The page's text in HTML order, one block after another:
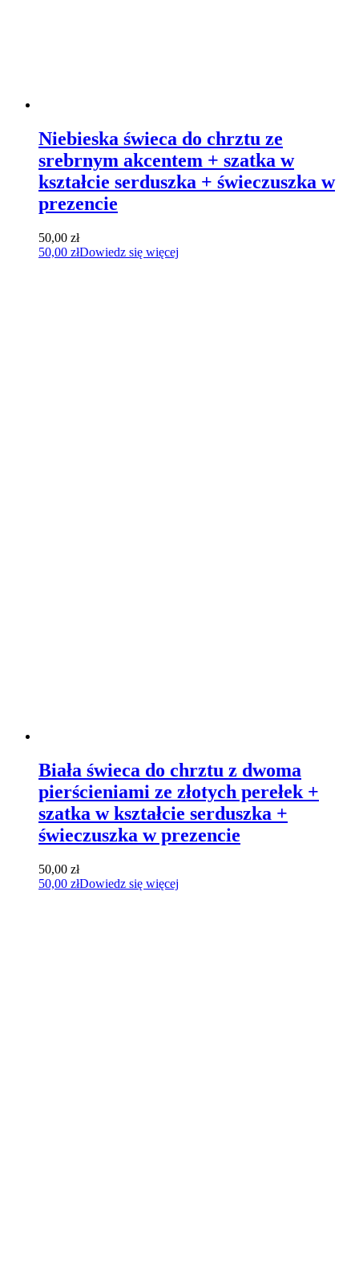
Niebieska świeca do chrztu ze
srebrnym akcentem + szatka w
kształcie serduszka + świeczuszka w
prezencie
50,00 zł
50,00 złDowiedz się więcej
Biała świeca do chrztu z dwoma
pierścieniami ze złotych perełek +
szatka w kształcie serduszka +
świeczuszka w prezencie
50,00 zł
50,00 złDowiedz się więcej